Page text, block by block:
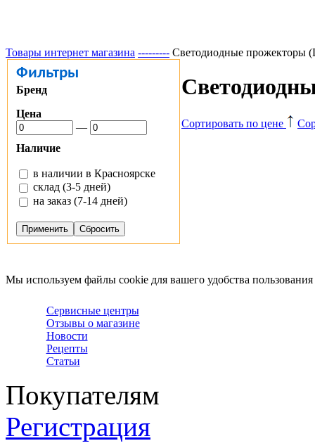
Товары интернет магазина --------- Светодиодные прожекторы
Фильтры
Бренд
Цена
—
Наличие
в наличии в Красноярске
склад (3-5 дней)
на заказ (7-14 дней)
Сортировать по цене
Мы используем файлы cookie для вашего удобства
Сервисные центры
Отзывы о магазине
Новости
Рецепты
Статьи
Покупателям
Регистрация